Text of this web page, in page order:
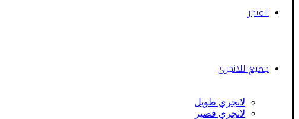
المتجر
جميع اللانجري
لانجري طويل
لانجري قصير